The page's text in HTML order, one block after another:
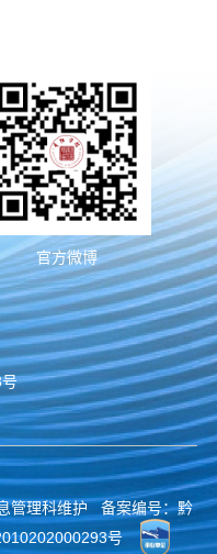
官方微博
号
管理科维护 备案编号：黔
号